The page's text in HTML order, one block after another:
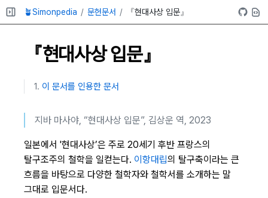
🪴Simonpedia 문헌문서 『현대사상 입문』
『현대사상 입문』
이 문서를 인용한 문서
지바 마사야, “현대사상 입문”, 김상운 역, 2023
일본에서 '현대사상’은 주로 20세기 후반 프랑스의
탈구조주의 철학을 일컫는다. 이항대립의 탈구축이라는 큰
흐름을 바탕으로 다양한 철학자와 철학서를 소개하는 말
그대로 입문서다.